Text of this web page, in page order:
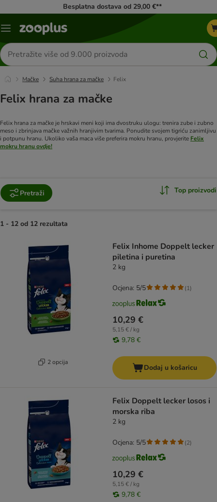
Besplatna dostava od 29,00 €**
Izbornik
Traži
proizvode
Mačke Suha hrana za mačke Felix
Felix hrana za mačke
Felix hrana za mačke je hrskavi meni koji ima dvostruku ulogu: trenira zube i zubno
meso i zbrinjava mačke važnih hranjivim tvarima. Ponudite svojem tigriću zanimljivu
i potpunu hranu. Ukoliko vaša maca više preferira mokru hranu, provjerite Felix
mokru hranu ovdje!
Pretraži Top proizvodi
1 - 12 od 12 rezultata
2 opcija
Felix Inhome Doppelt lecker
piletina i puretina
2 kg
10,29 €
5,15 € / kg
9,78 €
Ocjena: 5/5 (1)
Dodaj u košaricu
Felix Doppelt lecker losos i
morska riba
2 kg
10,29 €
5,15 € / kg
9,78 €
Ocjena: 5/5 (2)